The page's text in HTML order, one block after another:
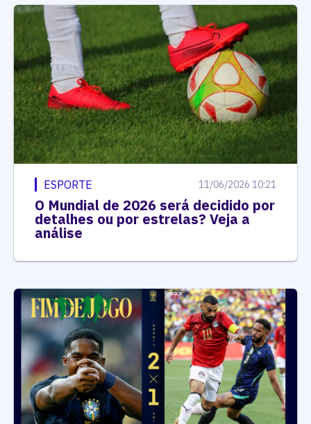
ESPORTE 11/06/2026 10:21
O Mundial de 2026 será decidido por
detalhes ou por estrelas? Veja a
análise